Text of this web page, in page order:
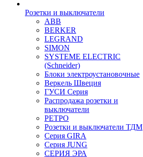
Розетки и выключатели
ABB
BERKER
LEGRAND
SIMON
SYSTEME ELECTRIC
(Schneider)
Блоки электроустановочные
Веркель Швеция
ГУСИ Серия
Распродажа розетки и
выключатели
РЕТРО
Розетки и выключатели ТДМ
Серия GIRA
Серия JUNG
СЕРИЯ ЭРА